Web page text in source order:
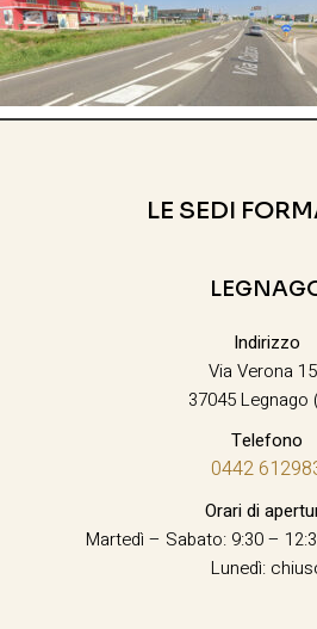
LE SEDI
Indirizzo
Via Verona
37045 Legnago
Telefono
0442
Orari di
Martedì – Sabato: 9:30 –
Lunedì: